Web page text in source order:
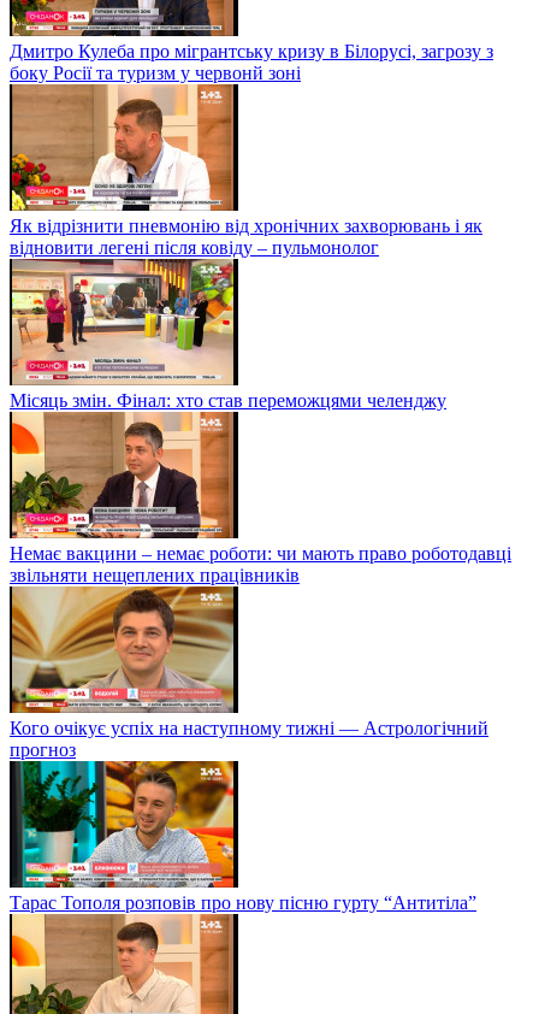
Дмитро Кулеба про мігрантську кризу в Білорусі, загрозу з
боку Росії та туризм у червонй зоні
Як відрізнити пневмонію від хронічних захворювань і як
відновити легені після ковіду – пульмонолог
Місяць змін. Фінал: хто став переможцями челенджу
Немає вакцини – немає роботи: чи мають право роботодавці
звільняти нещеплених працівників
Кого очікує успіх на наступному тижні — Астрологічний
прогноз
Тарас Тополя розповів про нову пісню гурту “Антитіла”